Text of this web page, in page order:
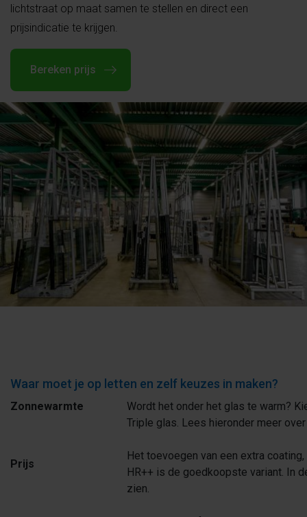
lichtstraat op maat samen te stellen en direct een
prijsindicatie te krijgen.
Bereken prijs
Waar moet je op letten en zelf keuzes in maken?
Zonnewarmte
Wordt het onder het glas te warm?
Triple glas. Lees hieronder meer
Prijs
Het toevoegen van een extra
HR++ is de goedkoopste variant. In
zien.